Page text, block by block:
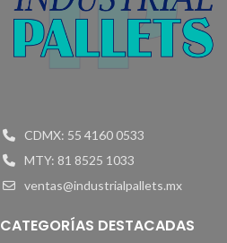
CDMX: 55 4160 0533
MTY: 81 8525 1033
ventas@industrialpallets.mx
CATEGORÍAS DESTACADAS